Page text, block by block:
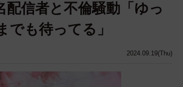
2024.09.19(Thu)
信者と不倫騒動「ゆっ
でも待ってる」